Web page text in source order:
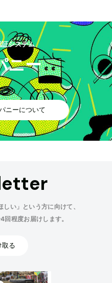
システム
ニー
ニーについて
しい」という方に向けて、
程度お届けします。
取る